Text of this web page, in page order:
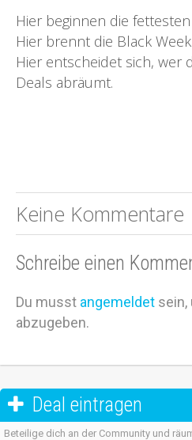
Hier beginnen die
Hier brennt die Black Week.
Hier entscheidet sich, wer
Deals abräumt.
Keine Kommentare
Schreibe einen
Du musst angemeldet sein,
abzugeben.
 Deal eintragen
Beteilige dich an der Community und